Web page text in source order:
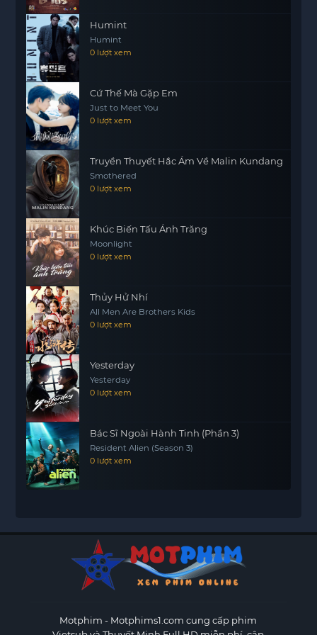
thiện với cậu. Misha trở thành đồng chí và là
người đầu tiên hỗ trợ Arnos trong thời đại mới. Cả
hai cùng chung mục tiêu, quyết tâm leo lên đỉnh
cao của hệ thống phân cấp quỷ, với hy vọng một
ngày không xa sẽ lấy lại danh hiệu và địa vị mà
Arnos từng sở hữu.
Humint
Humint
0 lượt xem
Cứ Thế Mà Gặp Em
Just to Meet You
0 lượt xem
Truyền Thuyết Hắc Ám Về Malin Kundang
Smothered
0 lượt xem
Khúc Biến Tấu Ánh Trăng
Moonlight
0 lượt xem
Thủy Hử Nhí
All Men Are Brothers Kids
0 lượt xem
Yesterday
Yesterday
0 lượt xem
Bác Sĩ Ngoài Hành Tinh (Phần 3)
Resident Alien (Season 3)
0 lượt xem
Motphim - Motphims1.com cung cấp phim